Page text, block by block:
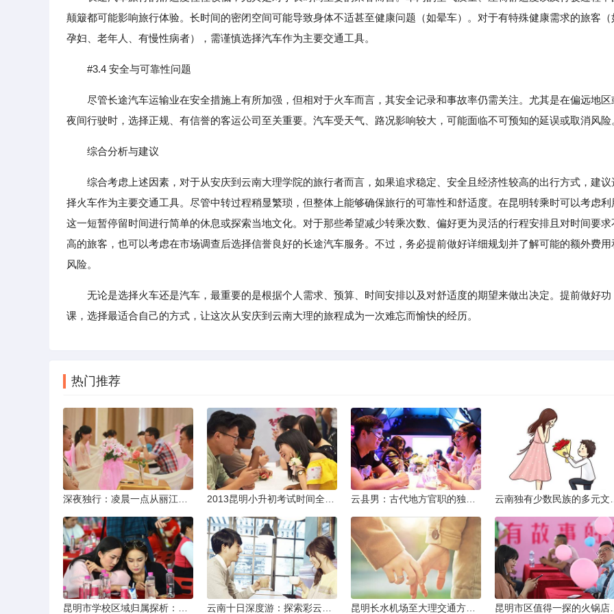
颠簸都可能影响旅行体验。长时间的密闭空间可能导致身体不适甚至健康问题（如晕车）。对于有特殊健康需求的旅客（
孕妇、老年人、有慢性病者），需谨慎选择汽车作为主要交通工具。
#3.4 安全与可靠性问题
尽管长途汽车运输业在安全措施上有所加强，但相对于火车而言，其安全记录和事故率仍需关注。尤其是在偏远地区
夜间行驶时，选择正规、有信誉的客运公司至关重要。汽车受天气、路况影响较大，可能面临不可预知的延误或取消风险
综合分析与建议
综合考虑上述因素，对于从安庆到云南大理学院的旅行者而言，如果追求稳定、安全且经济性较高的出行方式，建议
择火车作为主要交通工具。尽管中转过程稍显繁琐，但整体上能够确保旅行的可靠性和舒适度。在昆明转乘时可以考虑利
这一短暂停留时间进行简单的休息或探索当地文化。对于那些希望减少转乘次数、偏好更为灵活的行程安排且对时间要求
高的旅客，也可以考虑在市场调查后选择信誉良好的长途汽车服务。不过，务必提前做好详细规划并了解可能的额外费用
风险。
无论是选择火车还是汽车，最重要的是根据个人需求、预算、时间安排以及对舒适度的期望来做出决定。提前做好功
课，选择最适合自己的方式，让这次从安庆到云南大理的旅程成为一次难忘而愉快的经历。
热门推荐